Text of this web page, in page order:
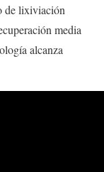
de lixiviación
media
alcanza